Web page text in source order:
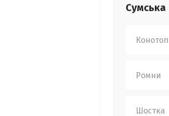
Сумська
Конотоп
Ромни
Шостка